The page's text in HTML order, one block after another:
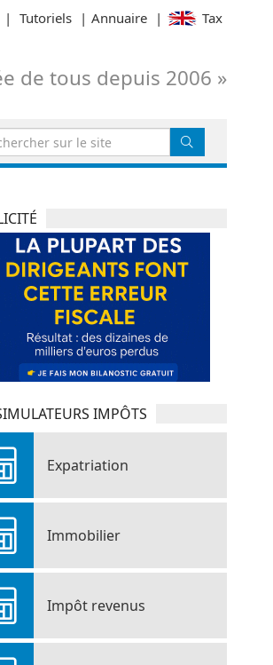
| Tutoriels | Annuaire | Tax
de tous depuis 2006 »
IMPÔTS
Expatriation
Immobilier
Impôt revenus